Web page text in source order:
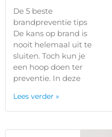
De 5 beste
brandpreventie tips
De kans op brand is
nooit helemaal uit te
sluiten. Toch kun je
een hoop doen ter
preventie. In deze
Lees verder »